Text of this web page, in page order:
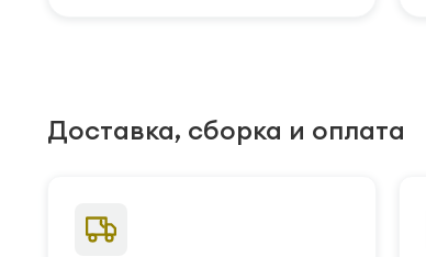
Доставка, сборка и оплата